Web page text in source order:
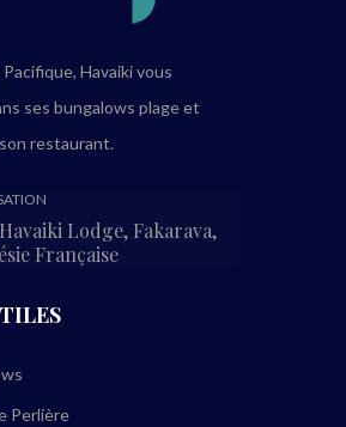
Havaiki vous
ses bungalows plage et
restaurant.
Lodge, Fakarava,
Française
Perlière